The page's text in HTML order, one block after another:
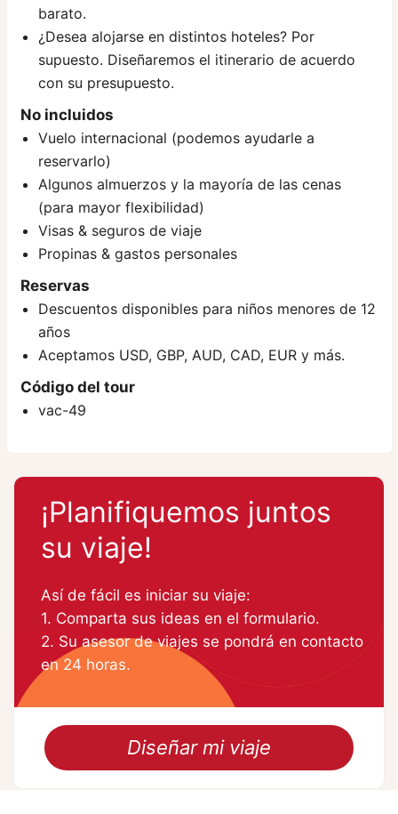
barato.
¿Desea alojarse en distintos hoteles? Por
supuesto. Diseñaremos el itinerario de acuerdo
con su presupuesto.
No incluidos
Vuelo internacional (podemos ayudarle a
reservarlo)
Algunos almuerzos y la mayoría de las cenas
(para mayor flexibilidad)
Visas & seguros de viaje
Propinas & gastos personales
Reservas
Descuentos disponibles para niños menores de 12
años
Aceptamos USD, GBP, AUD, CAD, EUR y más.
Código del tour
vac-49
¡Planifiquemos juntos
su viaje!
Así de fácil es iniciar su viaje:
1. Comparta sus ideas en el formulario.
2. Su asesor de viajes se pondrá en contacto
en 24 horas.
Diseñar mi viaje